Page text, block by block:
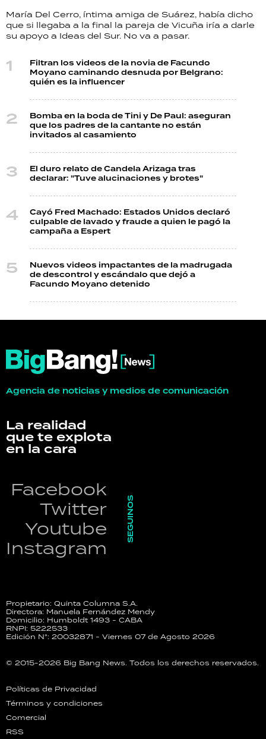
María Del Cerro, íntima amiga de Suárez, había dicho
que si llegaba a la final la pareja de Vicuña iría a darle
su apoyo a Ideas del Sur. No va a pasar.
Filtran los videos de la novia de Facundo
Moyano caminando desnuda por Belgrano:
quién es la influencer
Bomba en la boda de Tini y De Paul: aseguran
que los padres de la cantante no están
invitados al casamiento
El duro relato de Candela Arizaga tras
declarar: "Tuve alucinaciones y brotes"
Cayó Fred Machado: Estados Unidos declaró
culpable de lavado y fraude a quien le pagó la
campaña a Espert
Nuevos videos impactantes de la madrugada
de descontrol y escándalo que dejó a
Facundo Moyano detenido
Agencia de noticias y medios de comunicación
La realidad
que te explota
en la cara
Facebook
Twitter
Youtube
Instagram
SEGUINOS
Propietario: Quinta Columna S.A.
Directora: Manuela Fernández Mendy
Domicilio: Humboldt 1493 - CABA
RNPI: 5222533
Edición N°: 20032871 - Viernes 07 de Agosto 2026
© 2015-2026 Big Bang News. Todos los derechos reservados.
Políticas de Privacidad
Términos y condiciones
Comercial
RSS